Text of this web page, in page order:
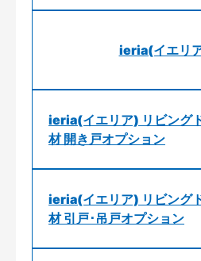
ieria(イエリ
ieria(イエリア) リビング
材 開き戸オプション
ieria(イエリア) リビング
材 引戸･吊戸オプション